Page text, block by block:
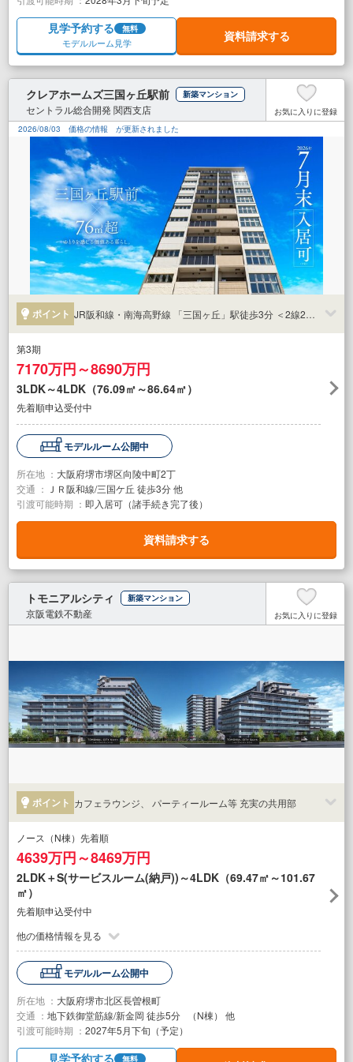
見学予約する 無料
モデルルーム見学 資料請求する
クレアホームズ三国ヶ丘駅前 新築マンション
セントラル総合開発 関西支店
お気に入りに登録
2026/08/03
価格の情報 が更新されました
ポイント JR阪和線・南海高野線 「三国ヶ丘」駅徒歩3分 ＜2線2駅利用可＞
第3期
7170万円～8690万円
3LDK～4LDK（76.09㎡～86.64㎡）
先着順申込受付中
モデルルーム公開中
所在地 ： 大阪府堺市堺区向陵中町2丁
交通 ：
ＪＲ阪和線/三国ケ丘 徒歩3分 他
引渡可能時期 ： 即入居可（諸手続き完了後）
資料請求する
トモニアルシティ 新築マンション
京阪電鉄不動産 お気に入りに登録
ポイント カフェラウンジ、 パーティールーム等 充実の共用部
ノース（N棟）先着順
4639万円～8469万円
2LDK＋S(サービスルーム(納戸))～4LDK（69.47㎡～101.67
㎡）
先着順申込受付中
他の価格情報を見る
モデルルーム公開中
所在地 ： 大阪府堺市北区長曽根町
交通 ： 地下鉄御堂筋線/新金岡 徒歩5分 （N棟） 他
引渡可能時期 ： 2027年5月下旬（予定）
見学予約する 無料